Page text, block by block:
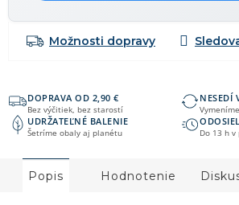
Možnosti dopravy
DOPRAVA OD 2,90 €
Bez výčitiek, bez starostí
NESEDÍ
UDRŽATEĽNÉ BALENIE
Šetríme obaly aj planétu Do 13 h v
Popis Hodnotenie